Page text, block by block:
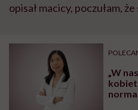
opisał macicy, poczułam,
„W